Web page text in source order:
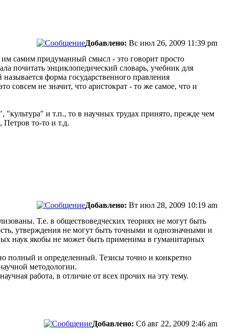
Добавлено: Вс июл 26, 2009 11:39 pm
самим придуманный смысл - это говорит просто
почитать энциклопедический словарь, учебник для
форма государственного правления
совсем не значит, что аристократ - то же самое, что и
и т.п., то в научных трудах принято, прежде чем
Петров то-то и т.д.
Добавлено: Вт июл 28, 2009 10:19 am
Т.е. в обществоведческих теориях не могут быть
утверждения не могут быть точными и однозначными и
наук якобы не может быть применима в гуманитарных
полный и определенный. Тезисы точно и конкретно
методологии.
работа, в отличие от всех прочих на эту тему.
Добавлено: Сб авг 22, 2009 2:46 am